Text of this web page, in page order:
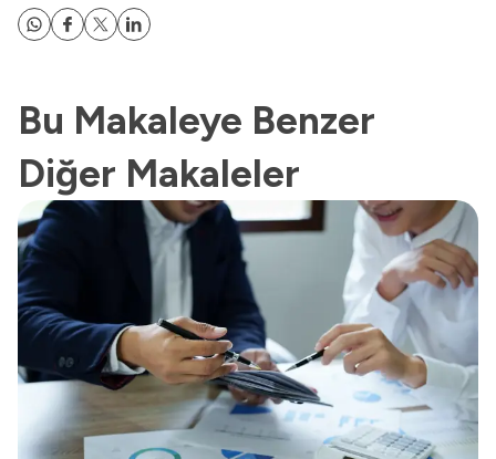
Bu Makaleye Benzer
Diğer Makaleler